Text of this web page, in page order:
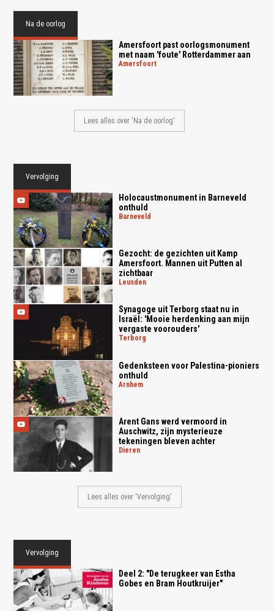
Na de oorlog
Amersfoort past oorlogsmonument
met naam 'foute' Rotterdammer aan
amersfoort
Lees alles over 'Na de oorlog'
Vervolging
Holocaustmonument in Barneveld
onthuld
barneveld
Gezocht: de gezichten uit Kamp
Amersfoort. Mannen uit Putten al
zichtbaar
leusden
Synagoge uit Terborg staat nu in
Israël: 'Mooie herdenking aan mijn
vergaste voorouders'
terborg
Gedenksteen voor Palestina-pioniers
onthuld
arnhem
Arent Gans werd vermoord in
Auschwitz, zijn mysterieuze
tekeningen bleven achter
dieren
Lees alles over 'Vervolging'
Vervolging
Deel 2: "De terugkeer van Estha
Gobes en Bram Houtkruijer"